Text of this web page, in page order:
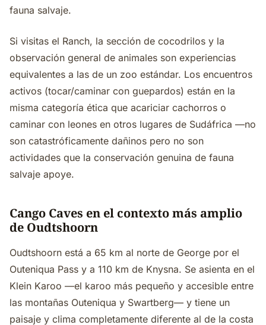
fauna salvaje.
Si visitas el Ranch, la sección de cocodrilos y la
observación general de animales son experiencias
equivalentes a las de un zoo estándar. Los encuentros
activos (tocar/caminar con guepardos) están en la
misma categoría ética que acariciar cachorros o
caminar con leones en otros lugares de Sudáfrica —no
son catastróficamente dañinos pero no son
actividades que la conservación genuina de fauna
salvaje apoye.
Cango Caves en el contexto más amplio
de Oudtshoorn
Oudtshoorn está a 65 km al norte de George por el
Outeniqua Pass y a 110 km de Knysna. Se asienta en el
Klein Karoo —el karoo más pequeño y accesible entre
las montañas Outeniqua y Swartberg— y tiene un
paisaje y clima completamente diferente al de la costa